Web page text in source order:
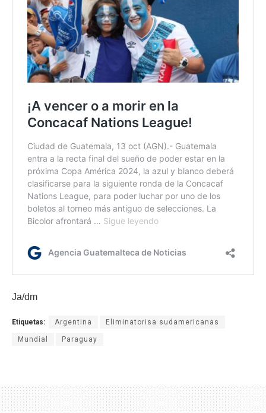
Ja/dm
Etiquetas: Argentina Eliminatorisa sudamericanas
Mundial Paraguay